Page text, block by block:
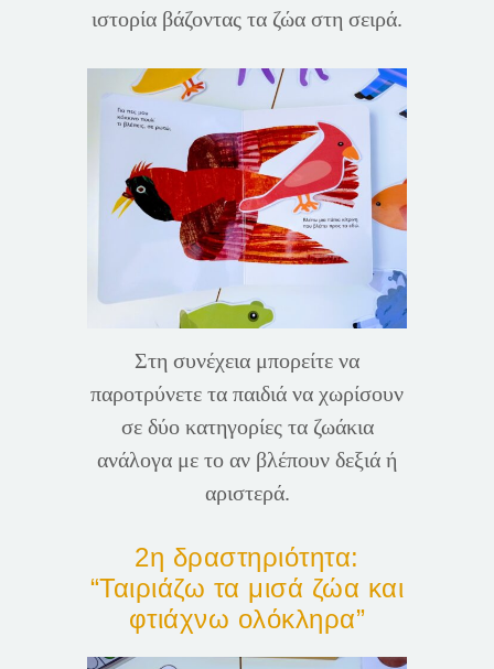
ιστορία βάζοντας τα ζώα στη σειρά.
Στη συνέχεια μπορείτε να
παροτρύνετε τα παιδιά να χωρίσουν
σε δύο κατηγορίες τα ζωάκια
ανάλογα με το αν βλέπουν δεξιά ή
αριστερά.
2η δραστηριότητα:
“Ταιριάζω τα μισά ζώα και
φτιάχνω ολόκληρα”